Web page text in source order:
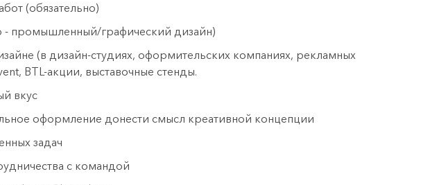
(обязательно)
промышленный/графический дизайн)
(в дизайн-студиях, оформительских компаниях, рекламных
BTL-акции, выставочные стенды.
вкус
оформление донести смысл креативной концепции
задач
с командой